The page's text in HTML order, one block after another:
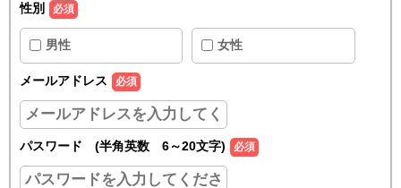
性別 必須
男性 女性
メールアドレス 必須
パスワード (半角英数 6～20文字) 必須